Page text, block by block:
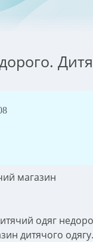
магазин
одяг
дитячого одягу.